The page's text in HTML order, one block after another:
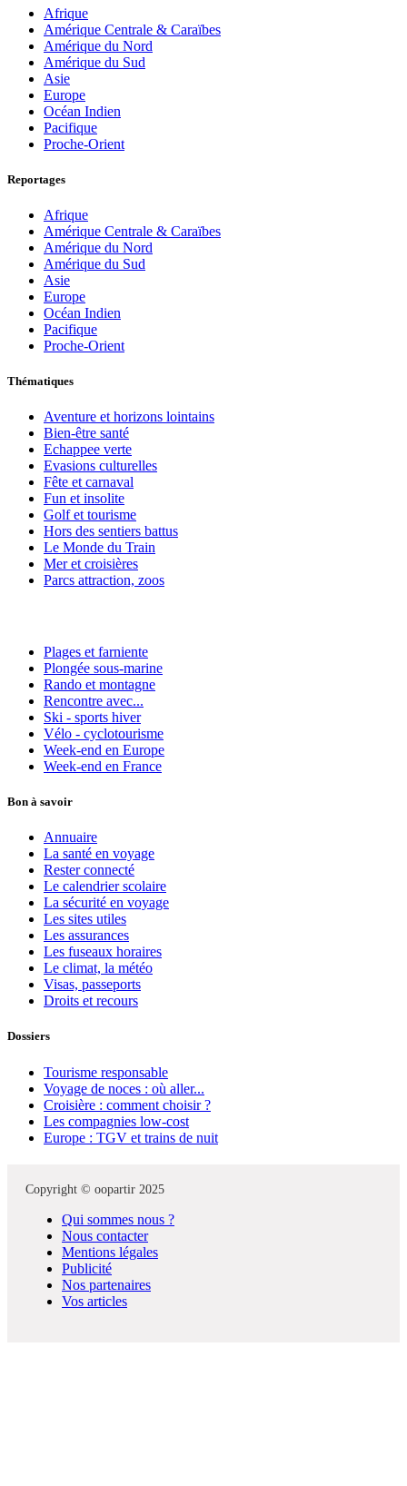
Afrique
Amérique Centrale & Caraïbes
Amérique du Nord
Amérique du Sud
Asie
Europe
Océan Indien
Pacifique
Proche-Orient
Reportages
Afrique
Amérique Centrale & Caraïbes
Amérique du Nord
Amérique du Sud
Asie
Europe
Océan Indien
Pacifique
Proche-Orient
Thématiques
Aventure et horizons lointains
Bien-être santé
Echappee verte
Evasions culturelles
Fête et carnaval
Fun et insolite
Golf et tourisme
Hors des sentiers battus
Le Monde du Train
Mer et croisières
Parcs attraction, zoos
Plages et farniente
Plongée sous-marine
Rando et montagne
Rencontre avec...
Ski - sports hiver
Vélo - cyclotourisme
Week-end en Europe
Week-end en France
Bon à savoir
Annuaire
La santé en voyage
Rester connecté
Le calendrier scolaire
La sécurité en voyage
Les sites utiles
Les assurances
Les fuseaux horaires
Le climat, la météo
Visas, passeports
Droits et recours
Dossiers
Tourisme responsable
Voyage de noces : où aller...
Croisière : comment choisir ?
Les compagnies low-cost
Europe : TGV et trains de nuit
Copyright © oopartir 2025
Qui sommes nous ?
Nous contacter
Mentions légales
Publicité
Nos partenaires
Vos articles